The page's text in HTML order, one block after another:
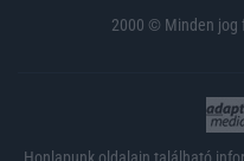
2000 © Minden jog
Honlapunk oldalain található